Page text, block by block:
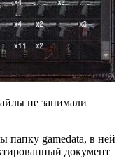
не занимали
папку gamedata, в ней
документ